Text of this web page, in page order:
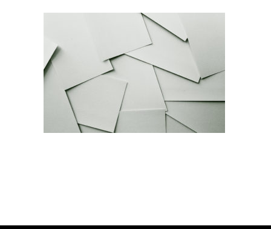
CONTATTI
VOCABOLARIO
RICERCA